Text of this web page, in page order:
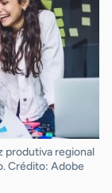
produtiva regional
Crédito: Adobe